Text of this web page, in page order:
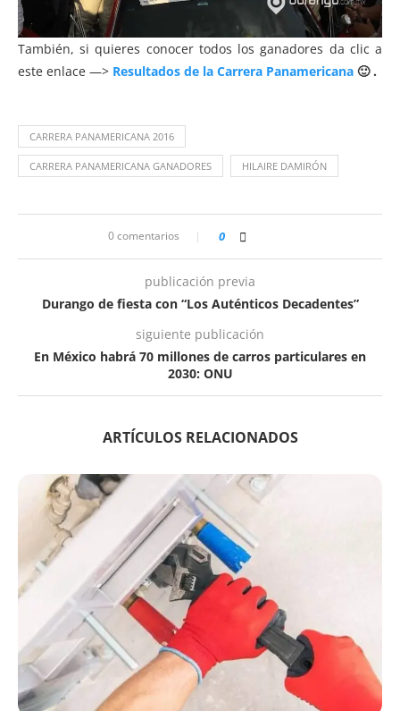
También, si quieres conocer todos los ganadores da clic a
este enlace —> Resultados de la Carrera Panamericana 🙂 .
CARRERA PANAMERICANA 2016
CARRERA PANAMERICANA GANADORES HILAIRE DAMIRÓN
0 comentarios 0
publicación previa
Durango de fiesta con “Los Auténticos Decadentes”
siguiente publicación
En México habrá 70 millones de carros particulares en
2030: ONU
ARTÍCULOS RELACIONADOS